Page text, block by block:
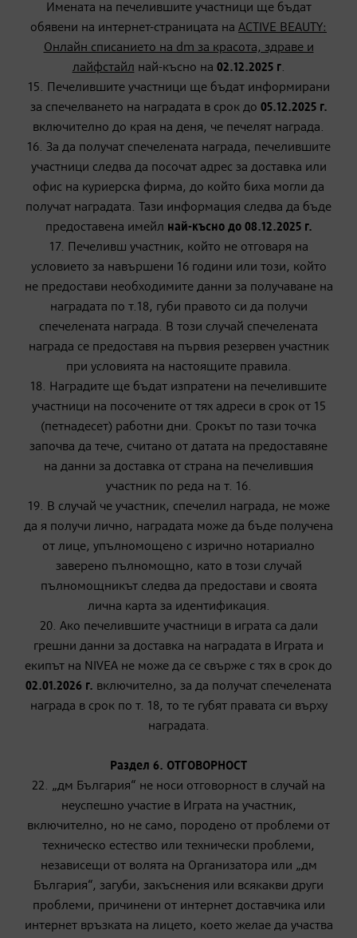
Имената на печелившите участници ще бъдат
обявени на интернет-страницата на ACTIVE BEAUTY:
Онлайн списанието на dm за красота, здраве и
лайфстайл най-късно на 02.12.2025 г.
15. Печелившите участници ще бъдат информирани
за спечелването на наградата в срок до 05.12.2025 г.
включително до края на деня, че печелят награда.
16. За да получат спечелената награда, печелившите
участници следва да посочат адрес за доставка или
офис на куриерска фирма, до който биха могли да
получат наградата. Тази информация следва да бъде
предоставена имейл най-късно до 08.12.2025 г.
17. Печеливш участник, който не отговаря на
условието за навършени 16 години или този, който
не предостави необходимите данни за получаване на
наградата по т.18, губи правото си да получи
спечелената награда. В този случай спечелената
награда се предоставя на първия резервен участник
при условията на настоящите правила.
18. Наградите ще бъдат изпратени на печелившите
участници на посочените от тях адреси в срок от 15
(петнадесет) работни дни. Срокът по тази точка
започва да тече, считано от датата на предоставяне
на данни за доставка от страна на печелившия
участник по реда на т. 16.
19. В случай че участник, спечелил награда, не може
да я получи лично, наградата може да бъде получена
от лице, упълномощено с изрично нотариално
заверено пълномощно, като в този случай
пълномощникът следва да предостави и своята
лична карта за идентификация.
20. Ако печелившите участници в играта са дали
грешни данни за доставка на наградата в Играта и
екипът на NIVEA не може да се свърже с тях в срок до
02.01.2026 г. включително, за да получат спечелената
награда в срок по т. 18, то те губят правата си върху
наградата.
Раздел 6. ОТГОВОРНОСТ
22. „дм България“ не носи отговорност в случай на
неуспешно участие в Играта на участник,
включително, но не само, породено от проблеми от
техническо естество или технически проблеми,
независещи от волята на Организатора или „дм
България“, загуби, закъснения или всякакви други
проблеми, причинени от интернет доставчика или
интернет връзката на лицето, което желае да участва